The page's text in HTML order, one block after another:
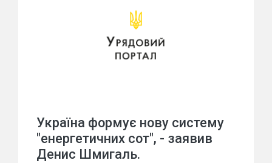
Україна формує нову систему
"енергетичних сот", - заявив
Денис Шмигаль.